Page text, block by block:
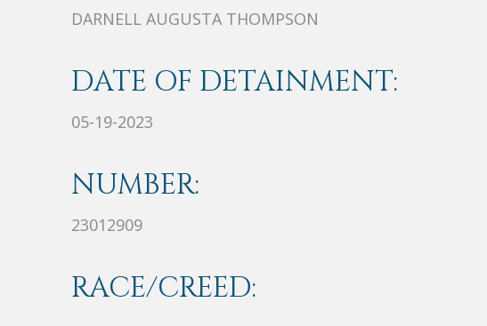
DARNELL AUGUSTA THOMPSON
DATE OF DETAINMENT:
05-19-2023
NUMBER:
23012909
RACE/CREED: